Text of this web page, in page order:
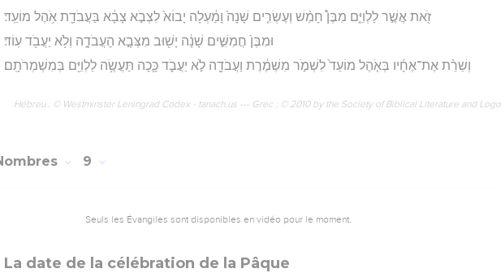
זֹ֖את אֲשֶׁ֣ר לַלְוִיִּ֑ם מִבֶּן֩ חָמֵ֨שׁ וְעֶשְׂרִ֤ים שָׁנָה֙ וָמַ֔עְלָה יָבוֹא֙ לִצְבֹ֣א צָבָ֔א בַּעֲבֹדַ֖ת אֹ֥הֶל מוֹעֵֽד׃
וּמִבֶּן֙ חֲמִשִּׁ֣ים שָׁנָ֔ה יָשׁ֖וּב מִצְּבָ֣א הָעֲבֹדָ֑ה וְלֹ֥א יַעֲבֹ֖ד עֽוֹד׃
וְשֵׁרֵ֨ת אֶת־אֶחָ֜יו בְּאֹ֤הֶל מוֹעֵד֙ לִשְׁמֹ֣ר מִשְׁמֶ֔רֶת וַעֲבֹדָ֖ה לֹ֣א יַעֲבֹ֑ד כָּ֛כָה תַּעֲשֶׂ֥ה לַלְוִיִּ֖ם בְּמִשְׁמְרֹתָֽם׃
Hébreu : © Westminster Leningrad Codex - tanach.us --- Grec : © 2010 by the Society of Biblical Literature and
9
Seuls les Évangiles sont disponibles en vidéo pour le moment.
La date de la célébration de la Pâque